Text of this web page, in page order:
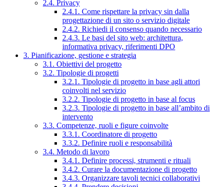
2.4. Privacy
2.4.1. Come rispettare la privacy sin dalla
progettazione di un sito o servizio digitale
2.4.2. Richiedi il consenso quando necessario
2.4.3. Le basi del sito web: architettura,
informativa privacy, riferimenti DPO
3. Pianificazione, gestione e strategia
3.1. Obiettivi del progetto
3.2. Tipologie di progetti
3.2.1. Tipologie di progetto in base agli attori
coinvolti nel servizio
3.2.2. Tipologie di progetto in base al focus
3.2.3. Tipologie di progetto in base all’ambito di
intervento
3.3. Competenze, ruoli e figure coinvolte
3.3.1. Coordinatore di progetto
3.3.2. Definire ruoli e responsabilità
3.4. Metodo di lavoro
3.4.1. Definire processi, strumenti e rituali
3.4.2. Curare la documentazione di progetto
3.4.3. Organizzare tavoli tecnici collaborativi